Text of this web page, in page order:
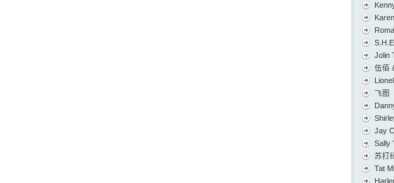
S.H.E
Jolin
伍佰
飞图
Jay
Sally
苏打
Tat